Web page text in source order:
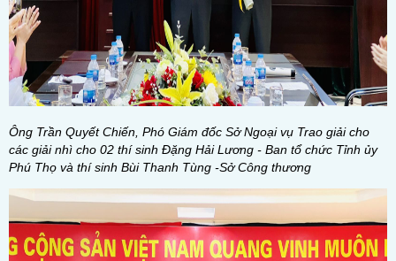
Ông Trần Quyết Chiến, Phó Giám đốc Sở Ngoại vụ Trao giải cho
các giải nhì cho 02 thí sinh Đặng Hải Lương - Ban tổ chức Tỉnh ủy
Phú Thọ và thí sinh Bùi Thanh Tùng -Sở Công thương